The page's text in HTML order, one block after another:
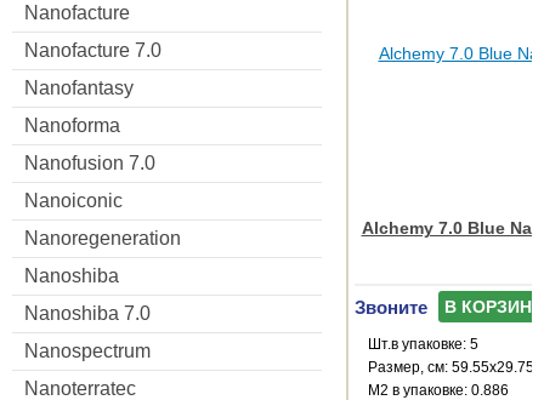
Nanofacture
Nanofacture 7.0
Nanofantasy
Nanoforma
Nanofusion 7.0
Nanoiconic
Nanoregeneration
Nanoshiba
Nanoshiba 7.0
Nanospectrum
Nanoterratec
Alchemy 7.0 Blue
Звоните В КОРЗИНУ
Шт.в упаковке: 5
Размер, см: 59.55x29.75
М2 в упаковке: 0.886